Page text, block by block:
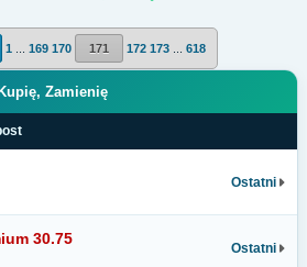
1 169 170 171 172 173 618
Zamienię
Ostatni
30.75
Ostatni